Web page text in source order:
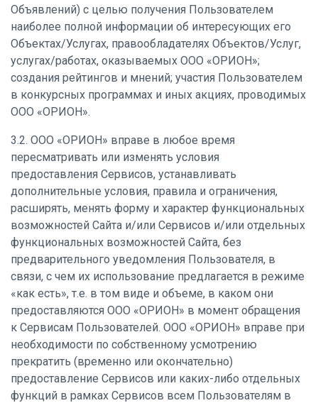
Объявлений) с целью получения Пользователем
наиболее полной информации об интересующих его
Объектах/Услугах, правообладателях Объектов/Услуг,
услугах/работах, оказываемых ООО «ОРИОН»;
создания рейтингов и мнений; участия Пользователем
в конкурсных программах и иных акциях, проводимых
ООО «ОРИОН».
3.2. ООО «ОРИОН» вправе в любое время
пересматривать или изменять условия
предоставления Сервисов, устанавливать
дополнительные условия, правила и ограничения,
расширять, менять форму и характер функциональных
возможностей Сайта и/или Сервисов и/или отдельных
функциональных возможностей Сайта, без
предварительного уведомления Пользователя, в
связи, с чем их использование предлагается в режиме
«как есть», т.е. в том виде и объеме, в каком они
предоставляются ООО «ОРИОН» в момент обращения
к Сервисам Пользователей. ООО «ОРИОН» вправе при
необходимости по собственному усмотрению
прекратить (временно или окончательно)
предоставление Сервисов или каких-либо отдельных
функций в рамках Сервисов всем Пользователям в